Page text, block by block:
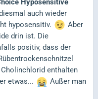
Hyposensitive
auch wieder
hyposensitiv.
Aber
drin ist. Die
positiv, dass der
enthalten
etwas...
Außer man